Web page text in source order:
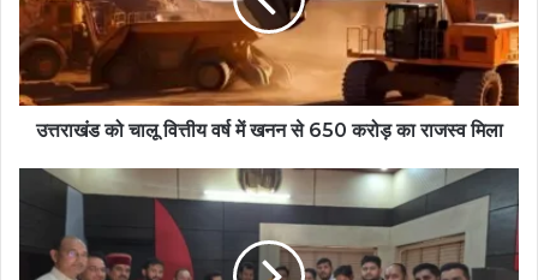
उत्तराखंड को चालू वित्तीय वर्ष में खनन से 650 करोड़ का राजस्व मिला